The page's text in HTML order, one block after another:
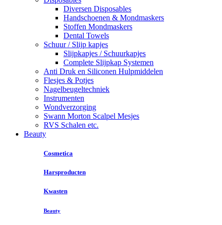
Diversen Disposables
Handschoenen & Mondmaskers
Stoffen Mondmaskers
Dental Towels
Schuur / Slijp kapjes
Slijpkapjes / Schuurkapjes
Complete Slijpkap Systemen
Anti Druk en Siliconen Hulpmiddelen
Flesjes & Potjes
Nagelbeugeltechniek
Instrumenten
Wondverzorging
Swann Morton Scalpel Mesjes
RVS Schalen etc.
Beauty
Cosmetica
Harsproducten
Kwasten
Beauty